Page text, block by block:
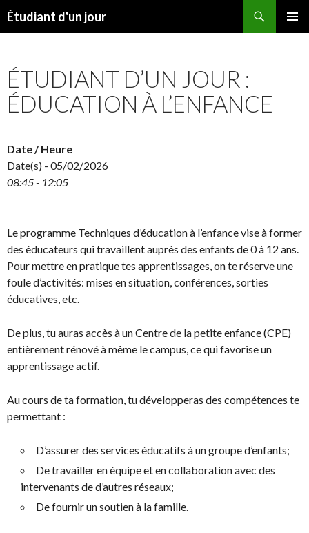
Étudiant d'un jour
Search
ÉTUDIANT D’UN JOUR :
ÉDUCATION À L’ENFANCE
Date / Heure
Date(s) - 05/02/2026
08:45 - 12:05
Le programme Techniques d’éducation à l’enfance vise à former
des éducateurs qui travaillent auprès des enfants de 0 à 12 ans.
Pour mettre en pratique tes apprentissages, on te réserve une
foule d’activités: mises en situation, conférences, sorties
éducatives, etc.
De plus, tu auras accès à un Centre de la petite enfance (CPE)
entièrement rénové à même le campus, ce qui favorise un
apprentissage actif.
Au cours de ta formation, tu développeras des compétences te
permettant :
D’assurer des services éducatifs à un groupe d’enfants;
De travailler en équipe et en collaboration avec des
intervenants de d’autres réseaux;
De fournir un soutien à la famille.